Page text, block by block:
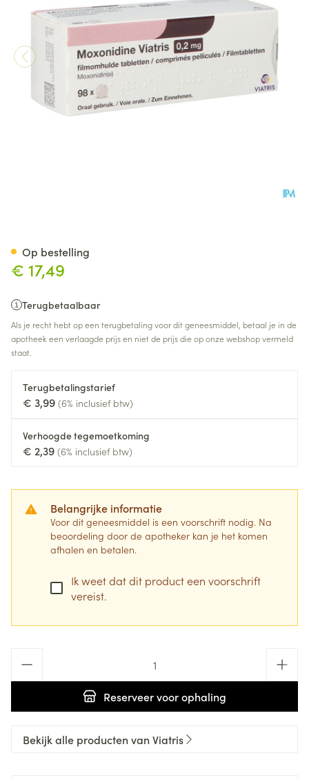
€ 17,49
Terugbetaalbaar
Als je recht hebt op een terugbetaling voor dit geneesmiddel, betaal je in de
apotheek een verlaagde prijs en niet de prijs die op onze webshop vermeld
staat.
Terugbetalingstarief
€ 3,99 (6% inclusief btw)
Verhoogde tegemoetkoming
€ 2,39 (6% inclusief btw)
Belangrijke informatie
Voor dit geneesmiddel is een voorschrift nodig. Na
beoordeling door de apotheker kan je het komen
afhalen en betalen.
Ik weet dat dit product een voorschrift
vereist.
Reserveervoor ophaling
Op bestelling
Bekijk alle producten van Viatris